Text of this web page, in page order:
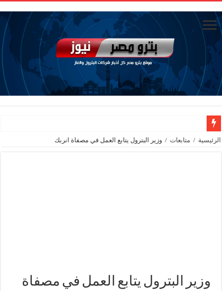
وزيرا التخطيط والتنمية الاقتصادية والبترول والثروة المعدنية يبحثان جهود تحقيق أمن
وزير البترول يتابع انتاج حقل البركة في اسوان
الرئيسية / متابعات / وزير البترول يتابع العمل في مصفاة انربك
وزير البترول يتابع العمل في مصفاة